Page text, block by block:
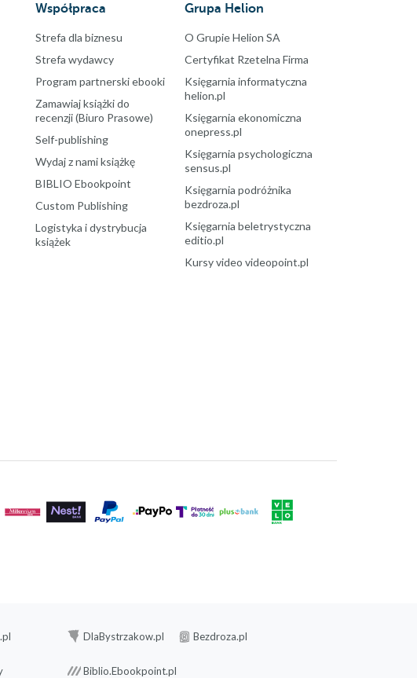
Współpraca
Strefa dla biznesu
Strefa wydawcy
Program partnerski ebooki
Zamawiaj książki do
recenzji (Biuro Prasowe)
Self-publishing
Wydaj z nami książkę
BIBLIO Ebookpoint
Custom Publishing
Logistyka i dystrybucja
książek
Grupa Helion
O Grupie Helion SA
Certyfikat Rzetelna Firma
Księgarnia informatyczna
helion.pl
Księgarnia ekonomiczna
onepress.pl
Księgarnia psychologiczna
sensus.pl
Księgarnia podróżnika
bezdroza.pl
Księgarnia beletrystyczna
editio.pl
Kursy video videopoint.pl
DlaBystrzakow.pl Bezdroza.pl
Biblio.Ebookpoint.pl